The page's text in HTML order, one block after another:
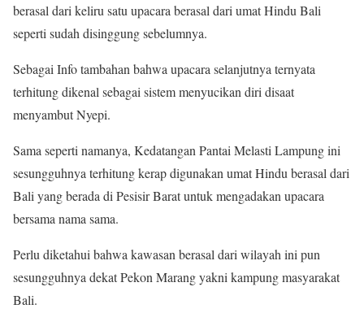
berasal dari keliru satu upacara berasal dari umat Hindu Bali
seperti sudah disinggung sebelumnya.
Sebagai Info tambahan bahwa upacara selanjutnya ternyata
terhitung dikenal sebagai sistem menyucikan diri disaat
menyambut Nyepi.
Sama seperti namanya, Kedatangan Pantai Melasti Lampung ini
sesungguhnya terhitung kerap digunakan umat Hindu berasal dari
Bali yang berada di Pesisir Barat untuk mengadakan upacara
bersama nama sama.
Perlu diketahui bahwa kawasan berasal dari wilayah ini pun
sesungguhnya dekat Pekon Marang yakni kampung masyarakat
Bali.